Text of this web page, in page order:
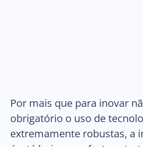
Por mais que para inovar
obrigatório o uso de
extremamente robustas, a